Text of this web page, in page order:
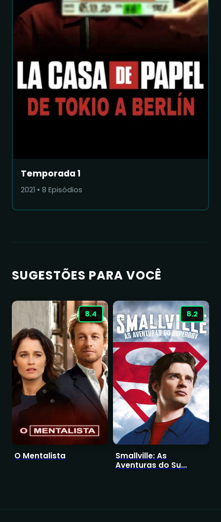
Temporada 1
2021 • 8 Episódios
SUGESTÕES PARA VOCÊ
8.4
O Mentalista
8.2
Smallville: As
Aventuras do Su...